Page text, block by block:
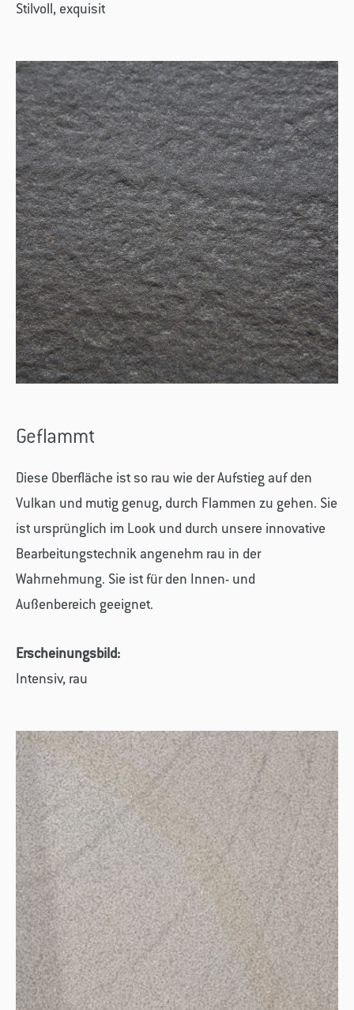
Stilvoll, exquisit
Geflammt
Diese Oberfläche ist so rau wie der Aufstieg auf den
Vulkan und mutig genug, durch Flammen zu gehen. Sie
ist ursprünglich im Look und durch unsere innovative
Bearbeitungstechnik angenehm rau in der
Wahrnehmung. Sie ist für den Innen- und
Außenbereich geeignet.
Erscheinungsbild:
Intensiv, rau